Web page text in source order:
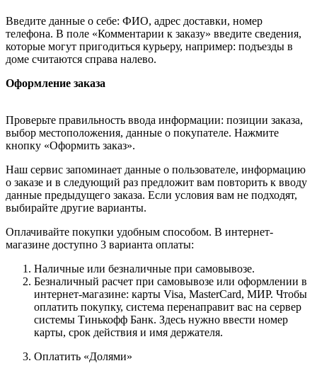
Введите данные о себе: ФИО, адрес доставки, номер
телефона. В поле «Комментарии к заказу» введите сведения,
которые могут пригодиться курьеру, например: подъезды в
доме считаются справа налево.
Оформление заказа
Проверьте правильность ввода информации: позиции заказа,
выбор местоположения, данные о покупателе. Нажмите
кнопку «Оформить заказ».
Наш сервис запоминает данные о пользователе, информацию
о заказе и в следующий раз предложит вам повторить к вводу
данные предыдущего заказа. Если условия вам не подходят,
выбирайте другие варианты.
Оплачивайте покупки удобным способом. В интернет-
магазине доступно 3 варианта оплаты:
Наличные или безналичные при самовывозе.
Безналичный расчет при самовывозе или оформлении в
интернет-магазине: карты Visa, MasterCard, МИР. Чтобы
оплатить покупку, система перенаправит вас на сервер
системы Тинькофф Банк. Здесь нужно ввести номер
карты, срок действия и имя держателя.
Оплатить «Долями»